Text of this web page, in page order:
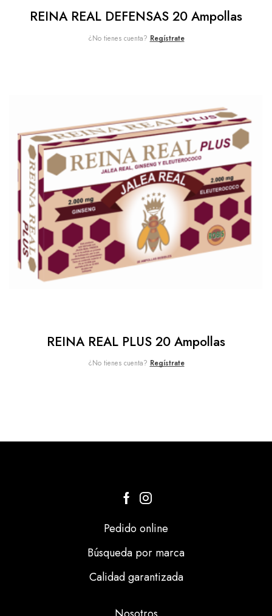
REINA REAL DEFENSAS 20 Ampollas
¿No tienes cuenta? Regístrate
REINA REAL PLUS 20 Ampollas
¿No tienes cuenta? Regístrate
Pedido online
Búsqueda por marca
Calidad garantizada